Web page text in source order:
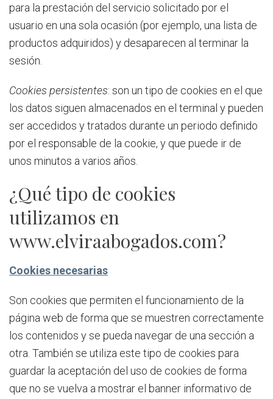
para la prestación del servicio solicitado por el
usuario en una sola ocasión (por ejemplo, una lista de
productos adquiridos) y desaparecen al terminar la
sesión.
Cookies persistentes: son un tipo de cookies en el que
los datos siguen almacenados en el terminal y pueden
ser accedidos y tratados durante un periodo definido
por el responsable de la cookie, y que puede ir de
unos minutos a varios años.
¿Qué tipo de cookies
utilizamos en
www.elviraabogados.com?
Cookies necesarias
Son cookies que permiten el funcionamiento de la
página web de forma que se muestren correctamente
los contenidos y se pueda navegar de una sección a
otra. También se utiliza este tipo de cookies para
guardar la aceptación del uso de cookies de forma
que no se vuelva a mostrar el banner informativo de